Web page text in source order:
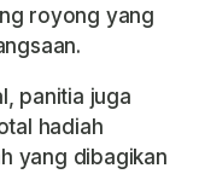
royong yang
panitia juga
hadiah
yang dibagikan